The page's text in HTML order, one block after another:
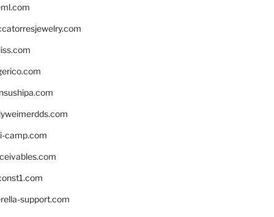
camp.com
support.com